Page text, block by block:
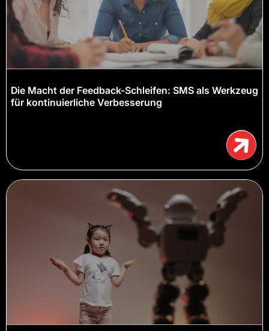
Die Macht der Feedback-Schleifen: SMS als Werkzeug
für kontinuierliche Verbesserung